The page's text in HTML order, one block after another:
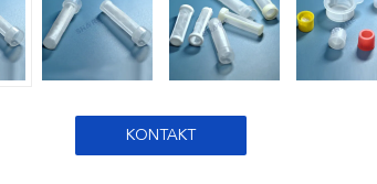
KONTAKT